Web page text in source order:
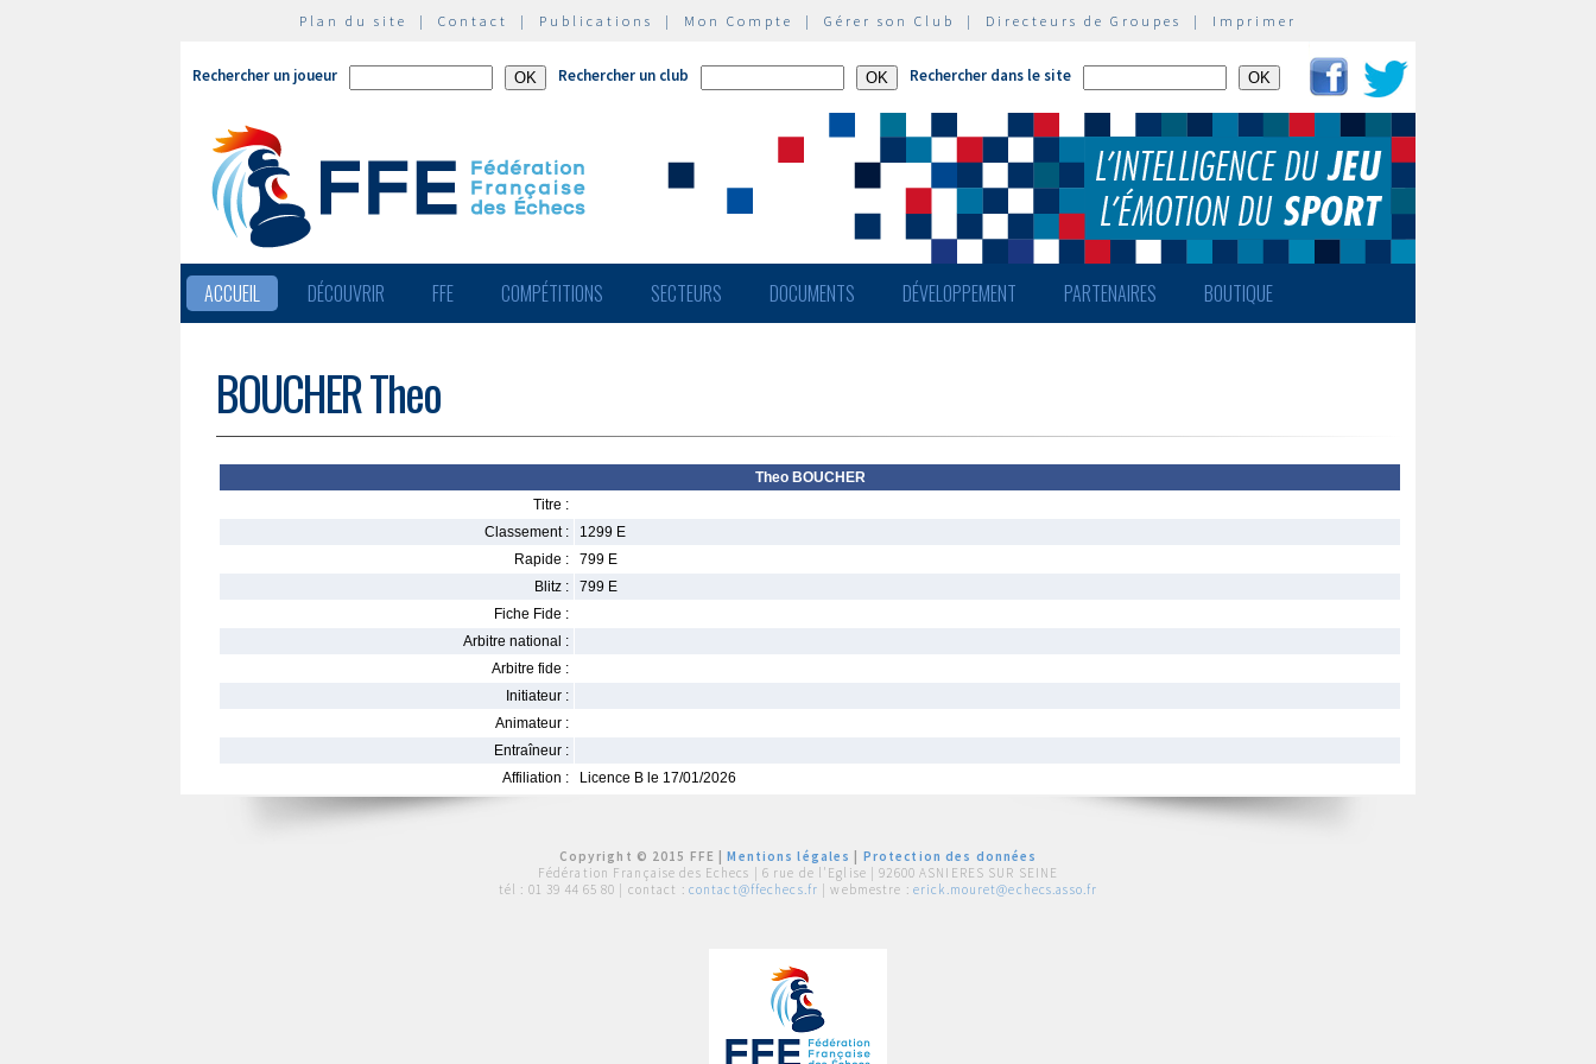
Plan du site | Contact | Publications | Mon Compte | Gérer son Club | Directeurs de Groupes | Imprimer
Rechercher un joueur Rechercher un club Rechercher dans le site
ACCUEIL DÉCOUVRIR FFE COMPÉTITIONS SECTEURS DOCUMENTS DÉVELOPPEMENT PARTENAIRES BOUTIQUE
BOUCHER Theo
Theo BOUCHER
Titre :
Classement :
1299 E
Rapide :
799 E
Blitz :
799 E
Fiche Fide :
Arbitre national :
Arbitre fide :
Initiateur :
Animateur :
Entraîneur :
Affiliation :
Licence B le 17/01/2026
Copyright © 2015 FFE |Mentions légales
Protection des données
Fédération Française des Echecs | 6 rue de l'Eglise | 92600 ASNIERES SUR SEINE
tél : 01 39 44 65 80 | contact : contact@ffechecs.fr | webmestre : erick.mouret@echecs.asso.fr